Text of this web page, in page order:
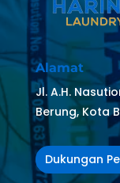
Alamat
Jl. A.H.
Berung, Kota
Dukungan